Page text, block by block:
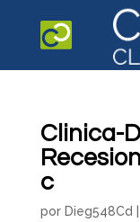
Clinica-
c
por Dieg548Cd